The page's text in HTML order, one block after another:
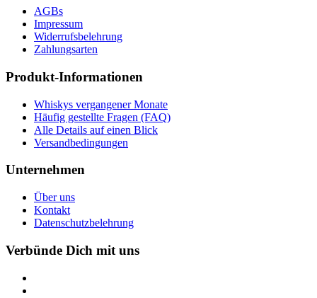
AGBs
Impressum
Widerrufsbelehrung
Zahlungsarten
Produkt-Informationen
Whiskys vergangener Monate
Häufig gestellte Fragen (FAQ)
Alle Details auf einen Blick
Versandbedingungen
Unternehmen
Über uns
Kontakt
Datenschutzbelehrung
Verbünde Dich mit uns